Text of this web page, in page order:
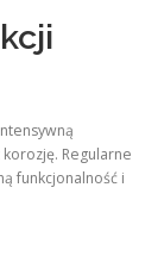
Regularne
funkcjonalność i